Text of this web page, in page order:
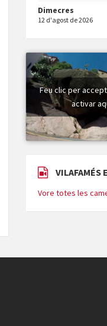
Vermuts a la
Dimecres
12 d'agost de 2026
Feu clic per
activar
VILAFAMÉS
Vore totes les